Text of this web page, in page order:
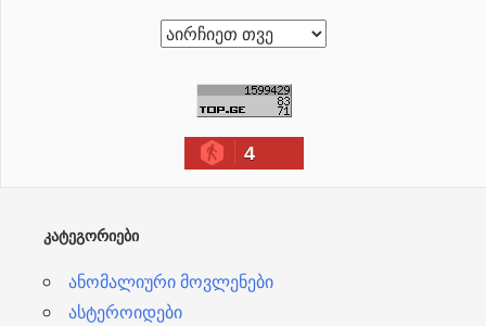
ა
4
ᲙᲐᲢᲔᲒᲝᲠᲘᲔᲑᲘ
ანომალიური მოვლენები
ასტეროიდები